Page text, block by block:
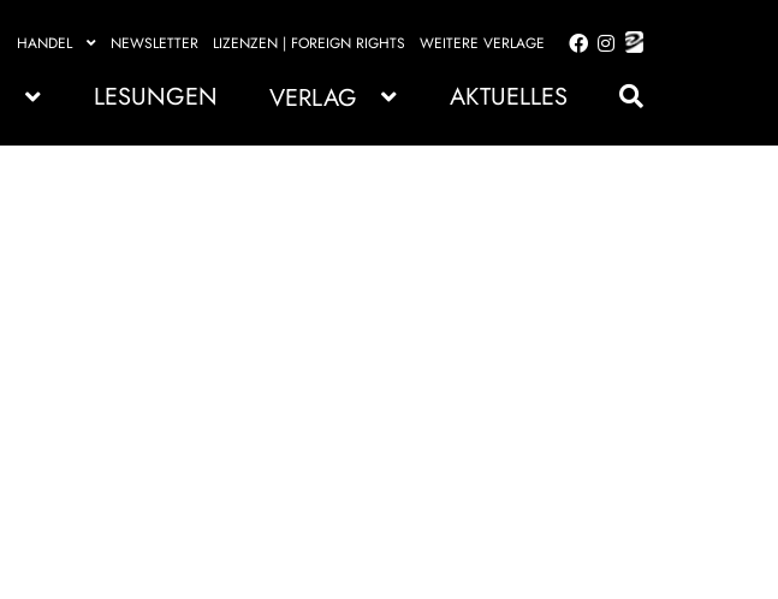
HANDEL NEWSLETTER LIZENZEN | FOREIGN RIGHTS WEITERE VERLAGE
Zur
springen
Zum
springen
LESUNGEN VERLAG AKTUELLES